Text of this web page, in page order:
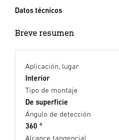
Datos técnicos
Breve resumen
Aplicación, lugar
Interior
Tipo de montaje
De superficie
Ángulo de detección
360 °
Alcance tangencial